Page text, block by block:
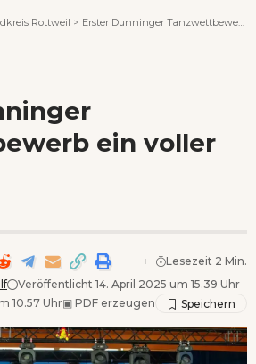
Rottweil > Erster Dunninger Tanzwettbewerb ein voller Erfolg
ein voller
Veröffentlicht 14. April 2025 um 15.39 Uhr
10.57 Uhr▣ PDF erzeugen
Lesezeit 2 Min.